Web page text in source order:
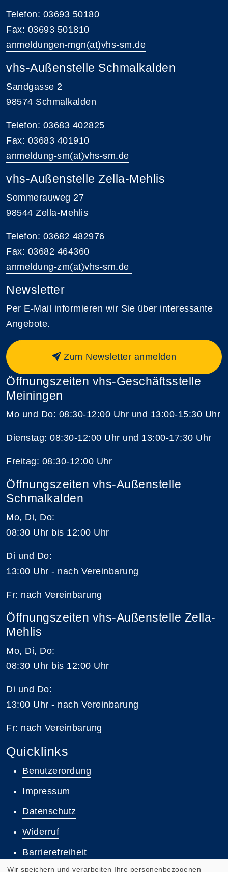
Telefon: 03693 50180
Fax: 03693 501810
anmeldungen-mgn(at)vhs-sm.de
vhs-Außenstelle Schmalkalden
Sandgasse 2
98574 Schmalkalden
Telefon: 03683 402825
Fax: 03683 401910
anmeldung-sm(at)vhs-sm.de
vhs-Außenstelle Zella-Mehlis
Sommerauweg 27
98544 Zella-Mehlis
Telefon: 03682 482976
Fax: 03682 464360
anmeldung-zm(at)vhs-sm.de
Newsletter
Per E-Mail informieren wir Sie über interessante
Angebote.
Zum Newsletter anmelden
Öffnungszeiten vhs-Geschäftsstelle
Meiningen
Mo und Do: 08:30-12:00 Uhr und 13:00-15:30 Uhr
Dienstag: 08:30-12:00 Uhr und 13:00-17:30 Uhr
Freitag: 08:30-12:00 Uhr
Öffnungszeiten vhs-Außenstelle
Schmalkalden
Mo, Di, Do:
08:30 Uhr bis 12:00 Uhr
Di und Do:
13:00 Uhr - nach Vereinbarung
Fr: nach Vereinbarung
Öffnungszeiten vhs-Außenstelle Zella-
Mehlis
Mo, Di, Do:
08:30 Uhr bis 12:00 Uhr
Di und Do:
13:00 Uhr - nach Vereinbarung
Fr: nach Vereinbarung
Quicklinks
Benutzerordung
Impressum
Datenschutz
Widerruf
Barrierefreiheit
Wir speichern und verarbeiten Ihre personenbezogenen